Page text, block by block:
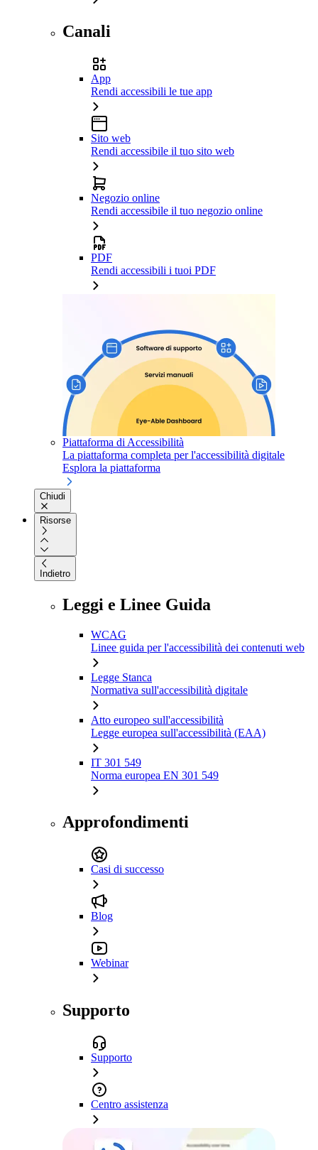
Canali
App
Rendi accessibili le tue app
Sito web
Rendi accessibile il tuo sito web
Negozio online
Rendi accessibile il tuo negozio online
PDF
Rendi accessibili i tuoi PDF
Piattaforma di Accessibilità
La piattaforma completa per l'accessibilità digitale
Esplora la piattaforma
Chiudi
Risorse
Indietro
Leggi e Linee Guida
WCAG
Linee guida per l'accessibilità dei contenuti web
Legge Stanca
Normativa sull'accessibilità digitale
Atto europeo sull'accessibilità
Legge europea sull'accessibilità (EAA)
IT 301 549
Norma europea EN 301 549
Approfondimenti
Casi di successo
Blog
Webinar
Supporto
Supporto
Centro assistenza